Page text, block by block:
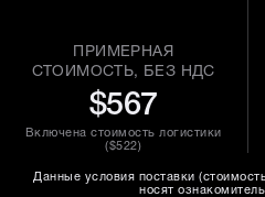
ПРИМЕРНАЯ
СТОИМОСТЬ, БЕЗ НДС
$567
Включена стоимость логистики
($522)
Данные условия поставки
носят